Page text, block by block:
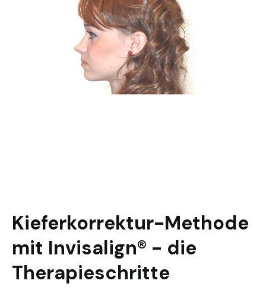
Kieferkorrektur-Methode
mit Invisalign® - die
Therapieschritte